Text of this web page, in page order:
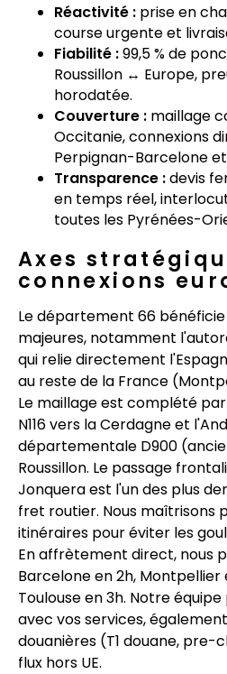
Réactivité : prise en
course urgente et
Fiabilité :99,5 % de
Roussillon ↔ Europe,
horodatée.
Couverture : maillage
Occitanie, connexions
Perpignan-Barcelone
Transparence :devis
en temps réel,
toutes les Pyrénées-
Axes
connexions
Le département 66
majeures, notamment
qui relie directement
au reste de la France
Le maillage est complété
N116 vers la Cerdagne et
départementale D900
Roussillon. Le passage
Jonquera est l'un des plus
fret routier. Nous maîtrisons
itinéraires pour éviter les
En affrètement direct, nous
Barcelone en 2h, Montpellier
Toulouse en 3h. Notre
avec vos services,
douanières (T1 douane,
flux hors UE.